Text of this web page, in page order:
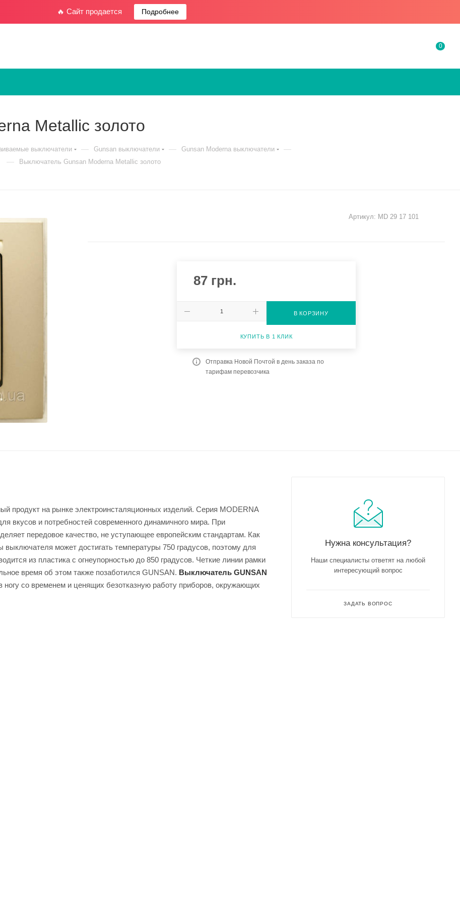
🔥 Сайт продается Подробнее
0
Metallic золото
выключатели — Gunsan выключатели — Gunsan Moderna выключатели —
— Выключатель Gunsan Moderna Metallic золото
Артикул: MD 29 17 101
87 грн.
В КОРЗИНУ
КУПИТЬ В 1 КЛИК
Отправка Новой Почтой в день заказа по
тарифам перевозчика
продукт на рынке электроинсталяционных изделий. Серия MODERNA
вкусов и потребностей современного динамичного мира. При
передовое качество, не уступающее европейским стандартам. Как
выключателя может достигать температуры 750 градусов, поэтому для
из пластика с огнеупорностью до 850 градусов. Четкие линии рамки
время об этом также позаботился GUNSAN. Выключатель GUNSAN
со временем и ценящих безотказную работу приборов, окружающих
Нужна консультация?
Наши специалисты ответят на любой
интересующий вопрос
ЗАДАТЬ ВОПРОС